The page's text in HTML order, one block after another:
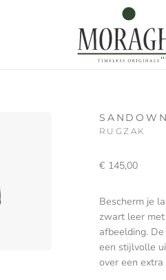
RUGZAK
€ 145,00
Bescherm je
zwart leer
afbeelding.
een stijlvolle
over een extra